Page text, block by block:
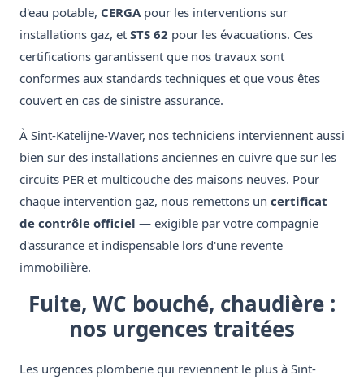
d'eau potable, CERGApour les interventions sur
installations gaz, et STS 62 pour les évacuations. Ces
certifications garantissent que nos travaux sont
conformes aux standards techniques et que vous êtes
couvert en cas de sinistre assurance.
À Sint-Katelijne-Waver, nos techniciens interviennent aussi
bien sur des installations anciennes en cuivre que sur les
circuits PER et multicouche des maisons neuves. Pour
chaque intervention gaz, nous remettons un certificat
de contrôle officiel — exigible par votre compagnie
d'assurance et indispensable lors d'une revente
immobilière.
Fuite, WC bouché, chaudière :
nos urgences traitées
Les urgences plomberie qui reviennent le plus à Sint-